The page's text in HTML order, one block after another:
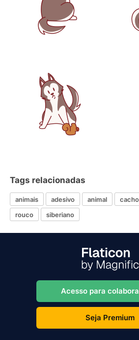
Tags relacionadas
animais adesivo animal
rouco
siberiano
Acesso para
Seja Premium